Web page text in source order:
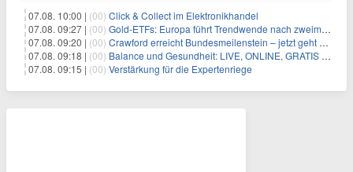
07.08. 10:00 | (00) Click & Collect im Elektronikhandel
07.08. 09:27 | (00) Gold-ETFs: Europa führt Trendwende nach zweimonatiger Schwächephase an
07.08. 09:20 | (00) Crawford erreicht Bundesmeilenstein – jetzt geht es in die finale Phase!
07.08. 09:18 | (00) Balance und Gesundheit: LIVE, ONLINE, GRATIS am Mi 19.08.2026 um 19:00 Uhr
07.08. 09:15 | (00) Verstärkung für die Expertenriege